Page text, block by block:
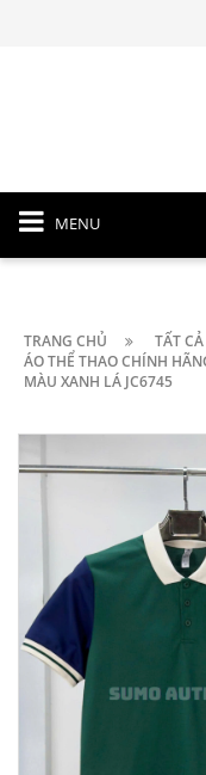
MENU
TRANG CHỦ
TẤT
ÁO THỂ THAO CHÍNH
MÀU XANH LÁ JC6745